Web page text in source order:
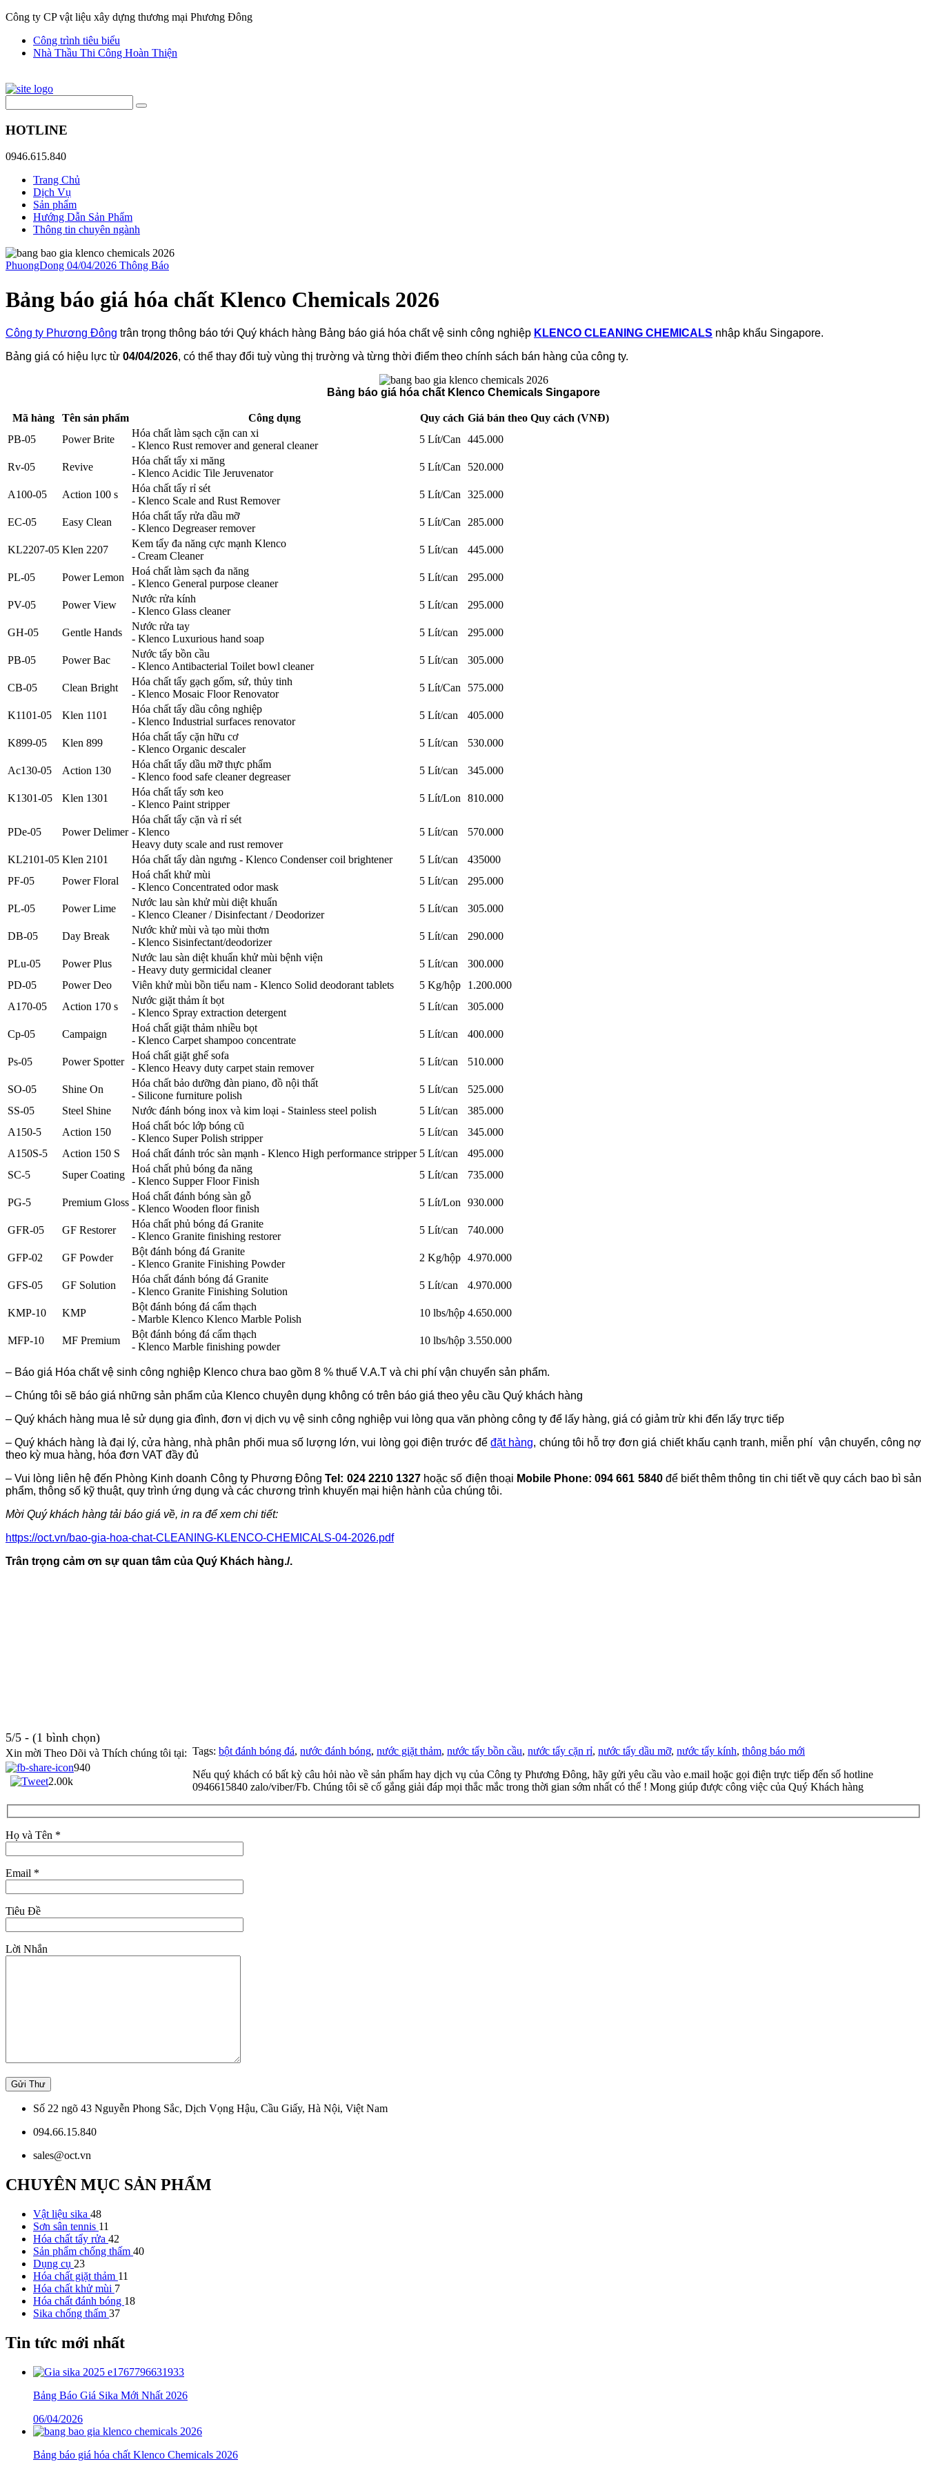
Công ty CP vật liệu xây dựng thương mại Phương Đông
Công trình tiêu biểu
Nhà Thầu Thi Công Hoàn Thiện
HOTLINE
0946.615.840
Trang Chủ
Dịch Vụ
Sản phẩm
Hướng Dẫn Sản Phẩm
Thông tin chuyên ngành
PhuongDong 04/04/2026 Thông Báo
Bảng báo giá hóa chất Klenco Chemicals 2026
Công ty Phương Đông trân trọng thông báo tới Quý khách hàng Bảng báo giá hóa chất vệ sinh công nghiệp KLENCO CLEANING CHEMICALS nhập khẩu Singapore.
Bảng giá có hiệu lực từ 04/04/2026, có thể thay đổi tuỳ vùng thị trường và từng thời điểm theo chính sách bán hàng của công ty.
Bảng báo giá hóa chất Klenco Chemicals Singapore
Mã hàng Tên sản phẩm Công dụng Quy cách Giá bán theo Quy cách (VNĐ)
PB-05
Power Brite
Hóa chất làm sạch cặn can xi
- Klenco Rust remover and general cleaner
5 Lít/Can 445.000
Rv-05 Revive
Hóa chất tẩy xi măng
- Klenco Acidic Tile Jeruvenator
5 Lít/Can 520.000
A100-05 Action 100 s
Hóa chất tẩy rỉ sét
- Klenco Scale and Rust Remover
5 Lít/Can 325.000
EC-05 Easy Clean
Hóa chất tẩy rửa dầu mỡ
- Klenco Degreaser remover
5 Lít/Can 285.000
KL2207-05 Klen 2207
Kem tẩy đa năng cực mạnh Klenco
- Cream Cleaner
5 Lít/can 445.000
PL-05 Power Lemon
Hoá chất làm sạch đa năng
- Klenco General purpose cleaner
5 Lít/can 295.000
PV-05 Power View
Nước rửa kính
- Klenco Glass cleaner
5 Lít/can 295.000
GH-05 Gentle Hands
Nước rửa tay
- Klenco Luxurious hand soap
5 Lít/can 295.000
PB-05 Power Bac
Nước tẩy bồn cầu
- Klenco Antibacterial Toilet bowl cleaner
5 Lít/can 305.000
CB-05 Clean Bright
Hóa chất tẩy gạch gốm, sứ, thủy tinh
- Klenco Mosaic Floor Renovator
5 Lít/Can 575.000
K1101-05 Klen 1101
Hóa chất tẩy dầu công nghiệp
- Klenco Industrial surfaces renovator
5 Lít/can 405.000
K899-05 Klen 899
Hóa chất tẩy cặn hữu cơ
- Klenco Organic descaler
5 Lít/can 530.000
Ac130-05 Action 130
Hóa chất tẩy dầu mỡ thực phẩm
- Klenco food safe cleaner degreaser
5 Lít/can 345.000
K1301-05 Klen 1301
Hóa chất tẩy sơn keo
- Klenco Paint stripper
5 Lít/Lon 810.000
PDe-05 Power Delimer
Hóa chất tẩy cặn và rỉ sét
- Klenco
Heavy duty scale and rust remover
5 Lít/can 570.000
KL2101-05 Klen 2101 Hóa chất tẩy dàn ngưng - Klenco Condenser coil brightener 5 Lít/can
435000
PF-05
Power Floral
Hoá chất khử mùi
- Klenco Concentrated odor mask
5 Lít/can 295.000
PL-05 Power Lime
Nước lau sàn khử mùi diệt khuẩn
- Klenco Cleaner / Disinfectant / Deodorizer
5 Lít/can 305.000
DB-05 Day Break
Nước khử mùi và tạo mùi thơm
- Klenco Sisinfectant/deodorizer
5 Lít/can 290.000
PLu-05 Power Plus
Nước lau sàn diệt khuẩn khử mùi bệnh viện
- Heavy duty germicidal cleaner
5 Lít/can
300.000
PD-05
Power Deo Viên khử mùi bồn tiểu nam - Klenco Solid deodorant tablets 5 Kg/hộp
1.200.000
A170-05
Action 170 s
Nước giặt thảm ít bọt
- Klenco Spray extraction detergent
5 Lít/can 305.000
Cp-05 Campaign
Hoá chất giặt thảm nhiều bọt
- Klenco Carpet shampoo concentrate
5 Lít/can 400.000
Ps-05 Power Spotter
Hoá chất giặt ghế sofa
- Klenco Heavy duty carpet stain remover
5 Lít/can 510.000
SO-05 Shine On
Hóa chất bảo dưỡng đàn piano, đồ nội thất
- Silicone furniture polish
5 Lít/can
525.000
SS-05
Steel Shine Nước đánh bóng inox và kim loại - Stainless steel polish 5 Lít/can
385.000
A150-5
Action 150
Hoá chất bóc lớp bóng cũ
- Klenco Super Polish stripper
5 Lít/can
345.000
A150S-5
Action 150 S Hoá chất đánh tróc sàn mạnh - Klenco High performance stripper 5 Lít/can
495.000
SC-5
Super Coating
Hoá chất phủ bóng đa năng
- Klenco Supper Floor Finish
5 Lít/can 735.000
PG-5 Premium Gloss
Hoá chất đánh bóng sàn gỗ
- Klenco Wooden floor finish
5 Lít/Lon 930.000
GFR-05 GF Restorer
Hóa chất phủ bóng đá Granite
- Klenco Granite finishing restorer
5 Lít/can 740.000
GFP-02 GF Powder
Bột đánh bóng đá Granite
- Klenco Granite Finishing Powder
2 Kg/hộp 4.970.000
GFS-05 GF Solution
Hóa chất đánh bóng đá Granite
- Klenco Granite Finishing Solution
5 Lít/can 4.970.000
KMP-10 KMP
Bột đánh bóng đá cẩm thạch
- Marble Klenco Klenco Marble Polish
10 lbs/hộp 4.650.000
MFP-10 MF Premium
Bột đánh bóng đá cẩm thạch
- Klenco Marble finishing powder
10 lbs/hộp 3.550.000
– Báo giá Hóa chất vệ sinh công nghiệp Klenco chưa bao gồm 8 % thuế V.A.T và chi phí vận chuyển sản phẩm.
– Chúng tôi sẽ báo giá những sản phẩm của Klenco chuyên dụng không có trên báo giá theo yêu cầu Quý khách hàng
– Quý khách hàng mua lẻ sử dụng gia đình, đơn vị dịch vụ vệ sinh công nghiệp vui lòng qua văn phòng công ty để lấy hàng, giá có giảm trừ khi đến lấy trực tiếp
– Quý khách hàng là đại lý, cửa hàng, nhà phân phối mua số lượng lớn, vui lòng gọi điện trước đểđặt hàng, chúng tôi hỗ trợ đơn giá chiết khấu cạnh tranh, miễn phí vận chuyển, công nợ
theo kỳ mua hàng, hóa đơn VAT đầy đủ
– Vui lòng liên hệ đến Phòng Kinh doanh Công ty Phương ĐôngTel: 024 2210 1327 hoặc số điện thoại Mobile Phone: 094 661 5840để biết thêm thông tin chi tiết về quy cách bao bì sản
phẩm, thông số kỹ thuật, quy trình ứng dụng và các chương trình khuyến mại hiện hành của chúng tôi.
Mời Quý khách hàng tải báo giá về, in ra để xem chi tiết:
https://oct.vn/bao-gia-hoa-chat-CLEANING-KLENCO-CHEMICALS-04-2026.pdf
Trân trọng cảm ơn sự quan tâm của Quý Khách hàng./.
5/5 - (1 bình chọn)
Xin mời Theo Dõi và Thích chúng tôi tại:
940
2.00k
Tags: bột đánh bóng đá, nước đánh bóng, nước giặt thảm, nước tẩy bồn cầu, nước tẩy cặn rỉ, nước tẩy dầu mỡ, nước tẩy kính, thông báo mới
Nếu quý khách có bất kỳ câu hỏi nào về sản phẩm hay dịch vụ của Công ty Phương Đông, hãy gửi yêu cầu vào e.mail hoặc gọi điện trực tiếp đến số hotline
0946615840 zalo/viber/Fb. Chúng tôi sẽ cố gắng giải đáp mọi thắc mắc trong thời gian sớm nhất có thể ! Mong giúp được công việc của Quý Khách hàng
Họ và Tên *
Email *
Tiêu Đề
Lời Nhắn
Số 22 ngõ 43 Nguyễn Phong Sắc, Dịch Vọng Hậu, Cầu Giấy, Hà Nội, Việt Nam
094.66.15.840
sales@oct.vn
CHUYÊN MỤC SẢN PHẨM
Vật liệu sika 48
Sơn sân tennis 11
Hóa chất tẩy rửa 42
Sản phẩm chống thấm 40
Dụng cụ 23
Hóa chất giặt thảm 11
Hóa chất khử mùi 7
Hóa chất đánh bóng 18
Sika chống thấm 37
Tin tức mới nhất
Bảng Báo Giá Sika Mới Nhất 2026
06/04/2026
Bảng báo giá hóa chất Klenco Chemicals 2026